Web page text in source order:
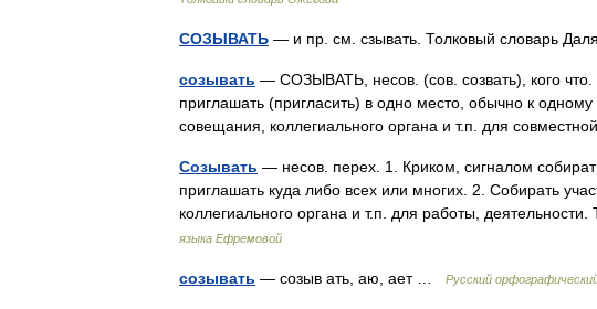
СОЗЫВАТЬ — и пр. см. сзывать. Толковый словарь
созывать — СОЗЫВАТЬ, несов. (сов. созвать), кого что.
приглашать (пригласить) в одно место, обычно к
совещания, коллегиального органа и т.п. для
Созывать — несов. перех. 1. Криком, сигналом
приглашать куда либо всех или многих. 2. Собирать
коллегиального органа и т.п. для работы,
языка Ефремовой
созывать — созыв ать, аю, ает … Русский